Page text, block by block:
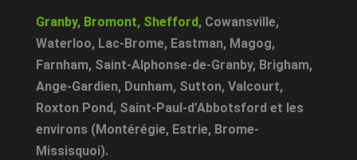
Granby, Bromont, Shefford, Cowansville,
Waterloo, Lac-Brome, Eastman, Magog,
Farnham, Saint-Alphonse-de-Granby, Brigham,
Ange-Gardien, Dunham, Sutton, Valcourt,
Roxton Pond , Saint-Paul-d’Abbotsford et les
environs (Montérégie, Estrie, Brome-
Missisquoi).